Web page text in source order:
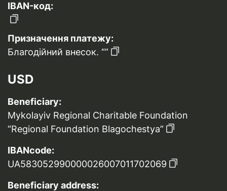
IBAN-код:
Призначення платежу:
Благодійний внесок. “”
USD
Beneficiary:
Mykolayiv Regional Charitable Foundation
“Regional Foundation Blagochestya”
IBANcode:
UA583052990000026007011702069
Beneficiary address: